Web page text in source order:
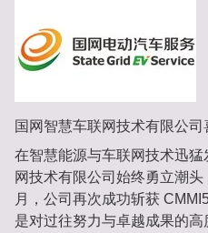
国网智慧车联网技术有限公
在智慧能源与车联网技术迅
网技术有限公司始终勇立潮
月，公司再次成功斩获
是对过往努力与卓越成果的